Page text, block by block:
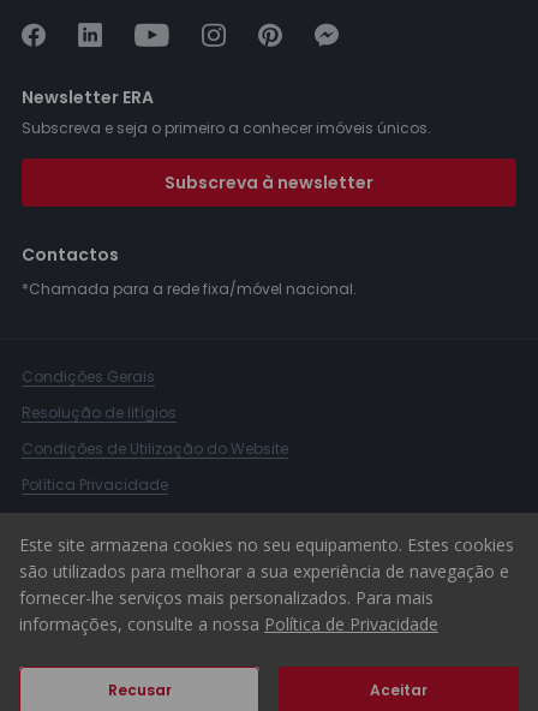
Newsletter ERA
Subscreva e seja o primeiro a conhecer imóveis únicos.
Subscreva à newsletter
Contactos
*Chamada para a rede fixa/móvel nacional.
Condições Gerais
Resolução de litígios
Condições de Utilização do Website
Política Privacidade
Canal de Denúncias
© 2026 ERA Portugal
Este site armazena cookies no seu equipamento. Estes cookies
são utilizados para melhorar a sua experiência de navegação e
fornecer-lhe serviços mais personalizados. Para mais
informações, consulte a nossa Política de Privacidade
Recusar Aceitar